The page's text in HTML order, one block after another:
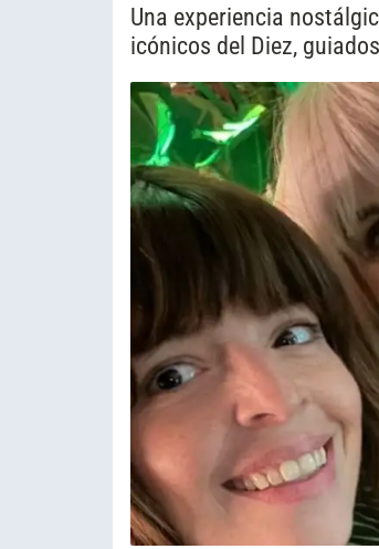
Una experiencia
icónicos del Diez,